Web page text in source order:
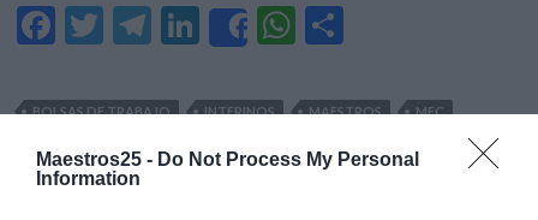
Maestros25 - Do Not Process My Personal
Information
F
e
o
T
itt
er
T
e
gr
a
Li
n
ke
dI
n
Share
W
at
s
A
m
p
ar
BOLSAS DE TRABAJO INTERINOS MAESTROS
MEC